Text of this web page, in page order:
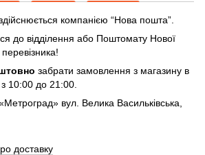
компанією “Нова пошта”.
до відділення або Поштомату Нової
забрати замовлення з магазину в
10:00 до 21:00.
вул. Велика Васильківська,
доставку